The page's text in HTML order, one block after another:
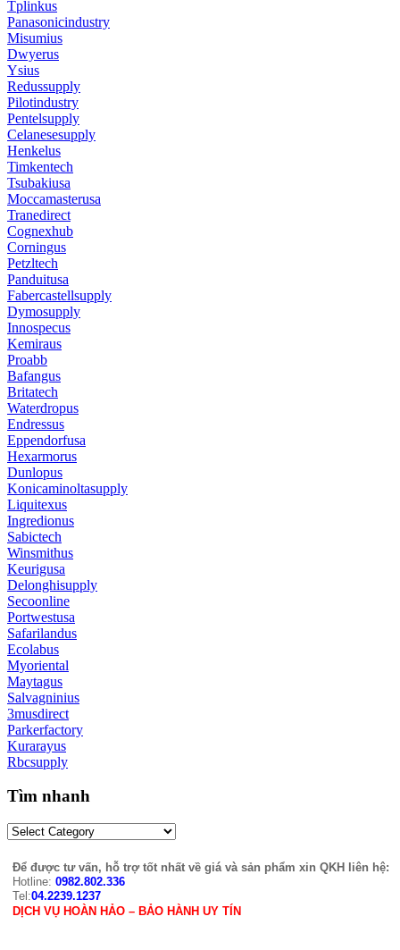
Tplinkus
Panasonicindustry
Misumius
Dwyerus
Ysius
Redussupply
Pilotindustry
Pentelsupply
Celanesesupply
Henkelus
Timkentech
Tsubakiusa
Moccamasterusa
Tranedirect
Cognexhub
Corningus
Petzltech
Panduitusa
Fabercastellsupply
Dymosupply
Innospecus
Kemiraus
Proabb
Bafangus
Britatech
Waterdropus
Endressus
Eppendorfusa
Hexarmorus
Dunlopus
Konicaminoltasupply
Liquitexus
Ingredionus
Sabictech
Winsmithus
Keurigusa
Delonghisupply
Secoonline
Portwestusa
Safarilandus
Ecolabus
Myoriental
Maytagus
Salvagninius
3musdirect
Parkerfactory
Kurarayus
Rbcsupply
Tìm nhanh
Để được tư vấn, hỗ trợ tốt nhất về giá và sản phẩm xin QKH liên hệ:
Hotline: 0982.802.336
Tel:04.2239.1237
DỊCH VỤ HOÀN HẢO – BẢO HÀNH UY TÍN